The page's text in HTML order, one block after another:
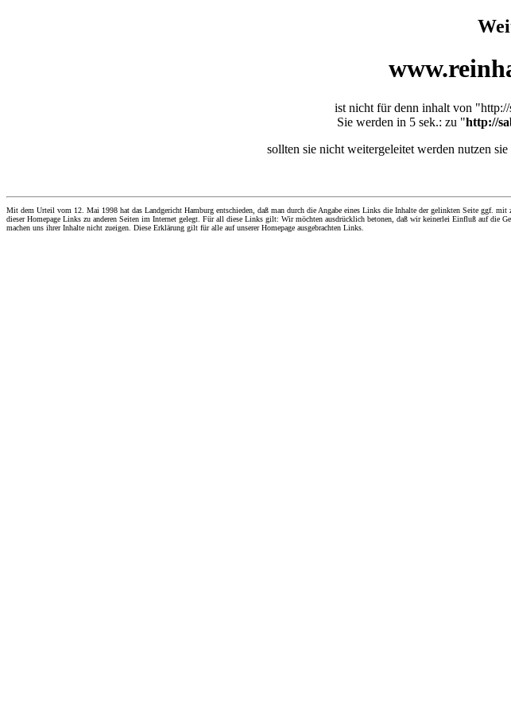
ist nicht für denn inhalt von
Sie werden in 5 sek.: zu "http://
sollten sie nicht weitergeleitet werden nutzen
Mit dem Urteil vom 12. Mai 1998 hat das Landgericht Hamburg entschieden, daß man durch die Angabe eines Links die Inhalte der gelinkten Seite ggf.
dieser Homepage Links zu anderen Seiten im Internet gelegt. Für all diese Links gilt: Wir möchten ausdrücklich betonen, daß wir keinerlei Einfluß auf die
machen uns ihrer Inhalte nicht zueigen. Diese Erklärung gilt für alle auf unserer Homepage ausgebrachten Links.